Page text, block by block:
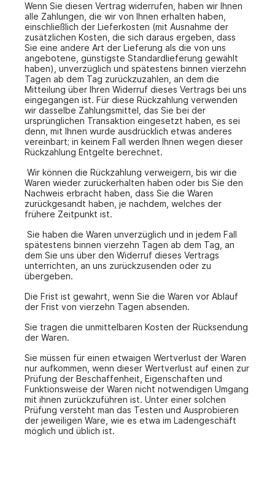
Wenn Sie diesen Vertrag widerrufen, haben wir Ihnen
alle Zahlungen, die wir von Ihnen erhalten haben,
einschließlich der Lieferkosten (mit Ausnahme der
zusätzlichen Kosten, die sich daraus ergeben, dass
Sie eine andere Art der Lieferung als die von uns
angebotene, günstigste Standardlieferung gewählt
haben), unverzüglich und spätestens binnen vierzehn
Tagen ab dem Tag zurückzuzahlen, an dem die
Mitteilung über Ihren Widerruf dieses Vertrags bei uns
eingegangen ist. Für diese Rückzahlung verwenden
wir dasselbe Zahlungsmittel, das Sie bei der
ursprünglichen Transaktion eingesetzt haben, es sei
denn, mit Ihnen wurde ausdrücklich etwas anderes
vereinbart; in keinem Fall werden Ihnen wegen dieser
Rückzahlung Entgelte berechnet.
Wir können die Rückzahlung verweigern, bis wir die
Waren wieder zurückerhalten haben oder bis Sie den
Nachweis erbracht haben, dass Sie die Waren
zurückgesandt haben, je nachdem, welches der
frühere Zeitpunkt ist.
Sie haben die Waren unverzüglich und in jedem Fall
spätestens binnen vierzehn Tagen ab dem Tag, an
dem Sie uns über den Widerruf dieses Vertrags
unterrichten, an uns zurückzusenden oder zu
übergeben.
Die Frist ist gewahrt, wenn Sie die Waren vor Ablauf
der Frist von vierzehn Tagen absenden.
Sie tragen die unmittelbaren Kosten der Rücksendung
der Waren.
Sie müssen für einen etwaigen Wertverlust der Waren
nur aufkommen, wenn dieser Wertverlust auf einen zur
Prüfung der Beschaffenheit, Eigenschaften und
Funktionsweise der Waren nicht notwendigen Umgang
mit ihnen zurückzuführen ist. Unter einer solchen
Prüfung versteht man das Testen und Ausprobieren
der jeweiligen Ware, wie es etwa im Ladengeschäft
möglich und üblich ist.